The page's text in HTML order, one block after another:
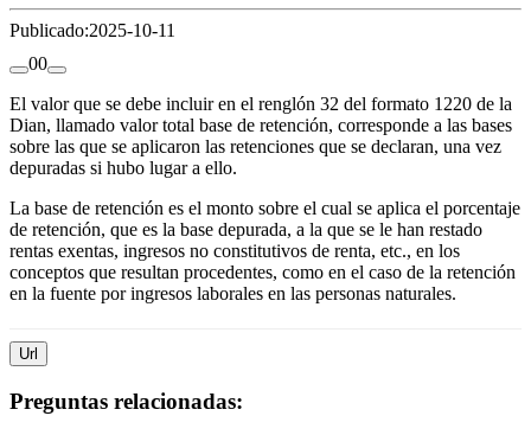
Publicado:2025-10-11
00
El valor que se debe incluir en el renglón 32 del formato 1220 de la
Dian, llamado valor total base de retención, corresponde a las bases
sobre las que se aplicaron las retenciones que se declaran, una vez
depuradas si hubo lugar a ello.
La base de retención es el monto sobre el cual se aplica el porcentaje
de retención, que es la base depurada, a la que se le han restado
rentas exentas, ingresos no constitutivos de renta, etc., en los
conceptos que resultan procedentes, como en el caso de la retención
en la fuente por ingresos laborales en las personas naturales.
Url
Preguntas relacionadas: